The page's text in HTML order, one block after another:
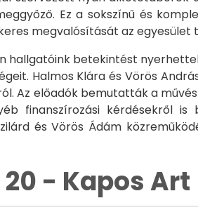
Ez a sokszínű és
megvalósítását az egyesület
hallgatóink betekintést
Halmos Klára és Vörös
Az előadók bemutatták a
finanszírozási kérdésekről
és Vörös Ádám
20 - Kapos Art